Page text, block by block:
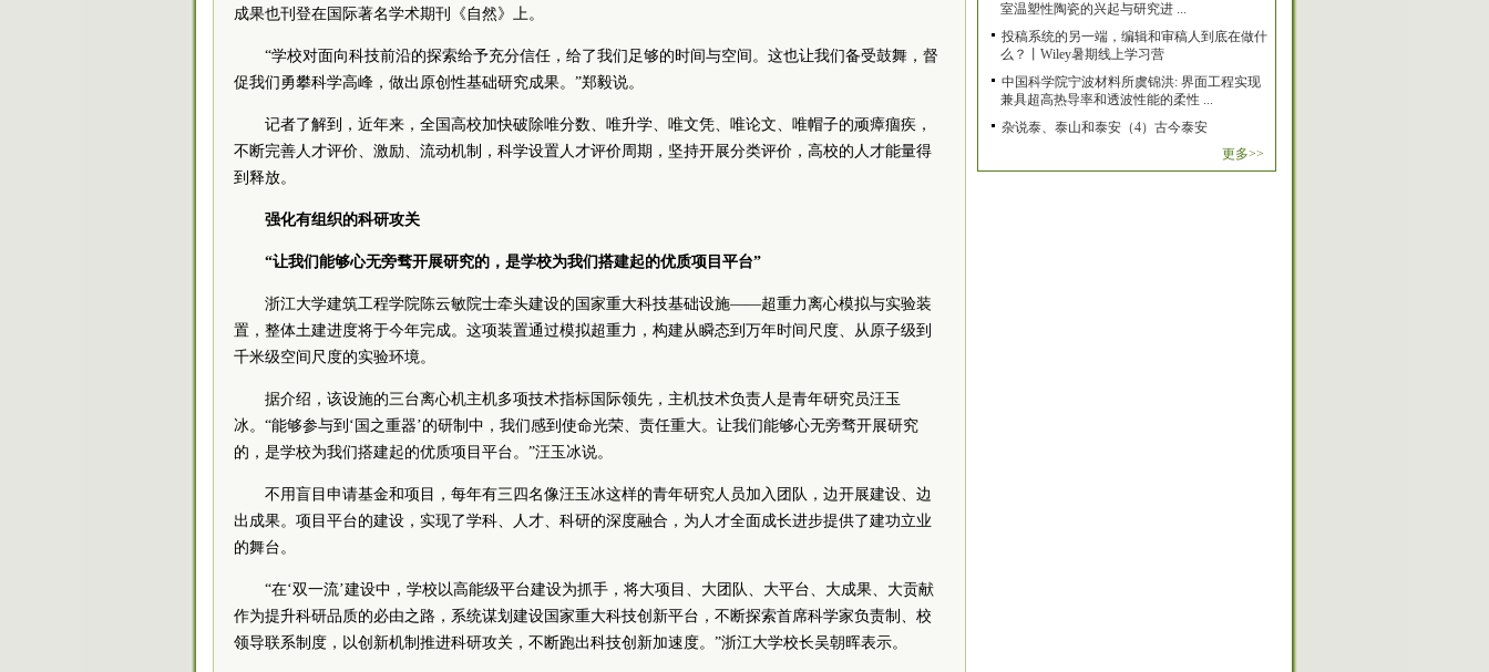
成果也刊登在国际著名学术期刊《自然》上。
“学校对面向科技前沿的探索给予充分信任，给了我们足够的时间与空间。这也让我们备受鼓舞，督
促我们勇攀科学高峰，做出原创性基础研究成果。”郑毅说。
记者了解到，近年来，全国高校加快破除唯分数、唯升学、唯文凭、唯论文、唯帽子的顽瘴痼疾，
不断完善人才评价、激励、流动机制，科学设置人才评价周期，坚持开展分类评价，高校的人才能量得
到释放。
强化有组织的科研攻关
“让我们能够心无旁骛开展研究的，是学校为我们搭建起的优质项目平台”
浙江大学建筑工程学院陈云敏院士牵头建设的国家重大科技基础设施——超重力离心模拟与实验装
置，整体土建进度将于今年完成。这项装置通过模拟超重力，构建从瞬态到万年时间尺度、从原子级到
千米级空间尺度的实验环境。
据介绍，该设施的三台离心机主机多项技术指标国际领先，主机技术负责人是青年研究员汪玉
冰。“能够参与到‘国之重器’的研制中，我们感到使命光荣、责任重大。让我们能够心无旁骛开展研究
的，是学校为我们搭建起的优质项目平台。”汪玉冰说。
不用盲目申请基金和项目，每年有三四名像汪玉冰这样的青年研究人员加入团队，边开展建设、边
出成果。项目平台的建设，实现了学科、人才、科研的深度融合，为人才全面成长进步提供了建功立业
的舞台。
“在‘双一流’建设中，学校以高能级平台建设为抓手，将大项目、大团队、大平台、大成果、大贡献
作为提升科研品质的必由之路，系统谋划建设国家重大科技创新平台，不断探索首席科学家负责制、校
领导联系制度，以创新机制推进科研攻关，不断跑出科技创新加速度。”浙江大学校长吴朝晖表示。
室温塑性陶瓷的兴起与研究进 ...
投稿系统的另一端，编辑和审稿人到底在做什
么？丨Wiley暑期线上学习营
中国科学院宁波材料所虞锦洪: 界面工程实现
兼具超高热导率和透波性能的柔性 ...
杂说泰、泰山和泰安（4）古今泰安
更多>>